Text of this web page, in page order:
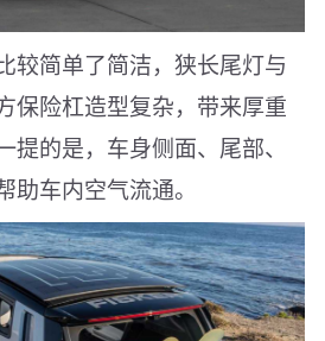
较简单了简洁，狭长尾灯与
保险杠造型复杂，带来厚重
提的是，车身侧面、尾部、
助车内空气流通。